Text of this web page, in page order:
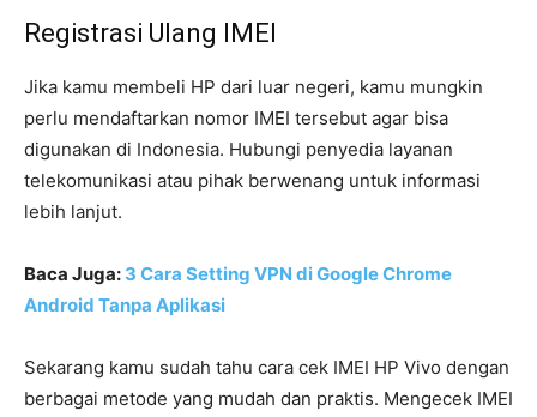
Registrasi Ulang IMEI
Jika kamu membeli HP dari luar negeri, kamu mungkin
perlu mendaftarkan nomor IMEI tersebut agar bisa
digunakan di Indonesia. Hubungi penyedia layanan
telekomunikasi atau pihak berwenang untuk informasi
lebih lanjut.
Baca Juga: 3 Cara Setting VPN di Google Chrome
Android Tanpa Aplikasi
Sekarang kamu sudah tahu cara cek IMEI HP Vivo dengan
berbagai metode yang mudah dan praktis. Mengecek IMEI